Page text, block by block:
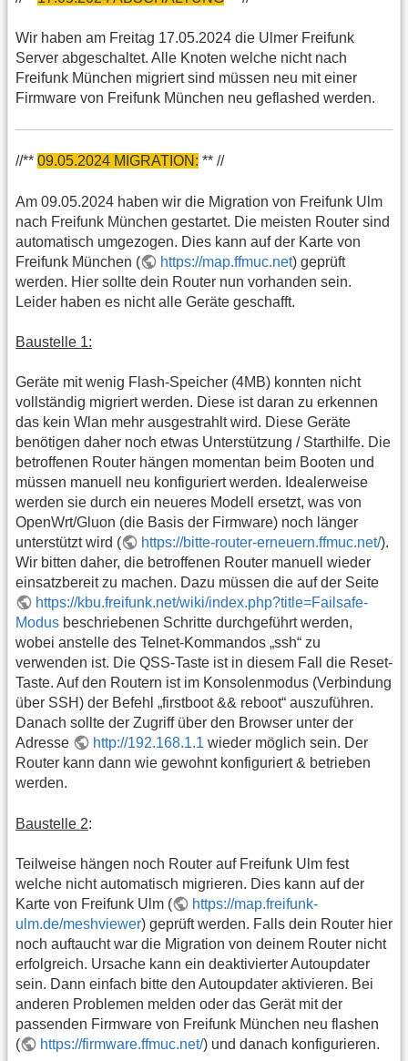
Wir haben am Freitag 17.05.2024 die Ulmer Freifunk
Server abgeschaltet. Alle Knoten welche nicht nach
Freifunk München migriert sind müssen neu mit einer
Firmware von Freifunk München neu geflashed werden.
//** 09.05.2024 MIGRATION: ** //
Am 09.05.2024 haben wir die Migration von Freifunk Ulm
nach Freifunk München gestartet. Die meisten Router sind
automatisch umgezogen. Dies kann auf der Karte von
Freifunk München (
https://map.ffmuc.net) geprüft
werden. Hier sollte dein Router nun vorhanden sein.
Leider haben es nicht alle Geräte geschafft.
Baustelle 1:
Geräte mit wenig Flash-Speicher (4MB) konnten nicht
vollständig migriert werden. Diese ist daran zu erkennen
das kein Wlan mehr ausgestrahlt wird. Diese Geräte
benötigen daher noch etwas Unterstützung / Starthilfe. Die
betroffenen Router hängen momentan beim Booten und
müssen manuell neu konfiguriert werden. Idealerweise
werden sie durch ein neueres Modell ersetzt, was von
OpenWrt/Gluon (die Basis der Firmware) noch länger
unterstützt wird (
https://bitte-router-erneuern.ffmuc.net/).
Wir bitten daher, die betroffenen Router manuell wieder
einsatzbereit zu machen. Dazu müssen die auf der Seite
https://kbu.freifunk.net/wiki/index.php?title=Failsafe-
Modus beschriebenen Schritte durchgeführt werden,
wobei anstelle des Telnet-Kommandos „ssh“ zu
verwenden ist. Die QSS-Taste ist in diesem Fall die Reset-
Taste. Auf den Routern ist im Konsolenmodus (Verbindung
über SSH) der Befehl „firstboot && reboot“ auszuführen.
Danach sollte der Zugriff über den Browser unter der
Adresse
http://192.168.1.1 wieder möglich sein. Der
Router kann dann wie gewohnt konfiguriert & betrieben
werden.
Baustelle 2:
Teilweise hängen noch Router auf Freifunk Ulm fest
welche nicht automatisch migrieren. Dies kann auf der
Karte von Freifunk Ulm (
https://map.freifunk-
ulm.de/meshviewer) geprüft werden. Falls dein Router hier
noch auftaucht war die Migration von deinem Router nicht
erfolgreich. Ursache kann ein deaktivierter Autoupdater
sein. Dann einfach bitte den Autoupdater aktivieren. Bei
anderen Problemen melden oder das Gerät mit der
passenden Firmware von Freifunk München neu flashen
(
https://firmware.ffmuc.net/) und danach konfigurieren.